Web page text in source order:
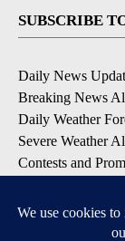
SUBSCRIBE
Daily News
Breaking News
Daily Weather
Severe Weather
Contests and